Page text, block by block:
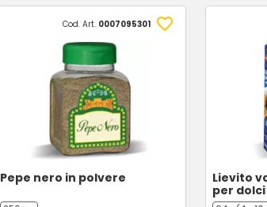
Cod. Art. 0007095301
Pepe nero in polvere
Lievito
per dolci